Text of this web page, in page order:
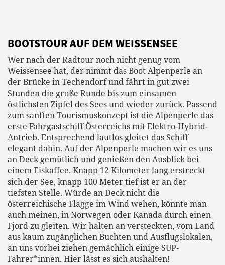
BOOTSTOUR AUF DEM WEISSENSEE
Wer nach der Radtour noch nicht genug vom
Weissensee hat, der nimmt das Boot Alpenperle an
der Brücke in Techendorf und fährt in gut zwei
Stunden die große Runde bis zum einsamen
östlichsten Zipfel des Sees und wieder zurück. Passend
zum sanften Tourismuskonzept ist die Alpenperle das
erste Fahrgastschiff Österreichs mit Elektro-Hybrid-
Antrieb. Entsprechend lautlos gleitet das Schiff
elegant dahin. Auf der Alpenperle machen wir es uns
an Deck gemütlich und genießen den Ausblick bei
einem Eiskaffee. Knapp 12 Kilometer lang erstreckt
sich der See, knapp 100 Meter tief ist er an der
tiefsten Stelle. Würde an Deck nicht die
österreichische Flagge im Wind wehen, könnte man
auch meinen, in Norwegen oder Kanada durch einen
Fjord zu gleiten. Wir halten an versteckten, vom Land
aus kaum zugänglichen Buchten und Ausflugslokalen,
an uns vorbei ziehen gemächlich einige SUP-
Fahrer*innen. Hier lässt es sich aushalten!